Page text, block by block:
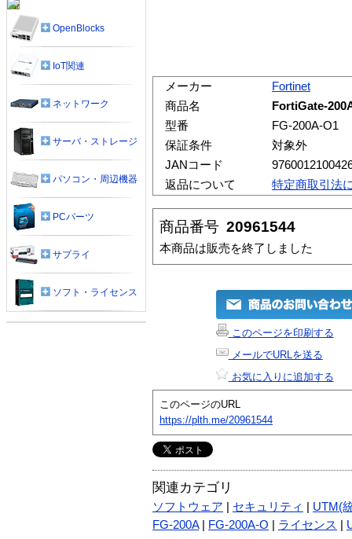
メーカー
Fortinet
商品名
FortiGate-
型番
FG-200A-O1
保証条件
対象外
JANコード
返品について
特定商取引法
商品番号 20961544
本商品は販売を終了しました
このページを印刷する
メールでURLを送る
お気に入りに追加する
このページのURL
https://plth.me/20961544
関連カテゴリ
ソフトウェア セキュリティ
UTM(
FG-200A| FG-200A-O ライセンス
OpenBlocks
IoT関連
ネットワーク
サーバ・ストレージ
パソコン・周辺機器
PCパーツ
サプライ
ソフト・ライセンス